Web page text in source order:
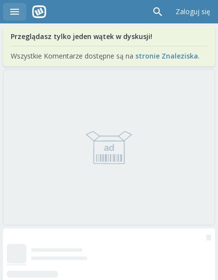
Zaloguj się
Przeglądasz tylko jeden wątek w dyskusji!
Wszystkie Komentarze dostępne są na stronie Znaleziska.